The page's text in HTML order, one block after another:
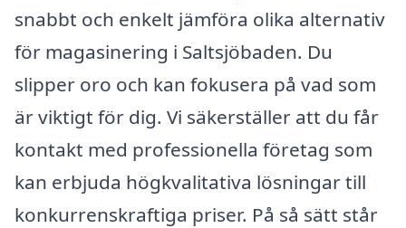
snabbt och enkelt jämföra olika alternativ
för magasinering i Saltsjöbaden. Du
slipper oro och kan fokusera på vad som
är viktigt för dig. Vi säkerställer att du får
kontakt med professionella företag som
kan erbjuda högkvalitativa lösningar till
konkurrenskraftiga priser. På så sätt står